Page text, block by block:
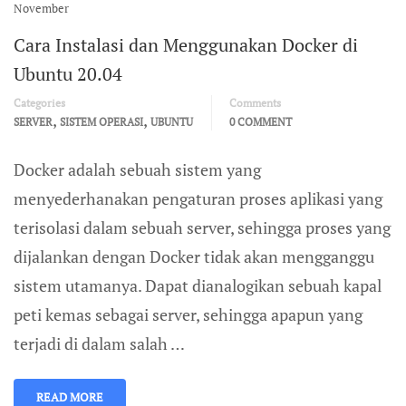
November
Cara Instalasi dan Menggunakan Docker di
Ubuntu 20.04
Categories
SERVER, SISTEM OPERASI, UBUNTU
Comments
0 COMMENT
Docker adalah sebuah sistem yang
menyederhanakan pengaturan proses aplikasi yang
terisolasi dalam sebuah server, sehingga proses yang
dijalankan dengan Docker tidak akan mengganggu
sistem utamanya. Dapat dianalogikan sebuah kapal
peti kemas sebagai server, sehingga apapun yang
terjadi di dalam salah …
READ MORE